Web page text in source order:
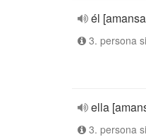
él
3. persona
ella
3. persona